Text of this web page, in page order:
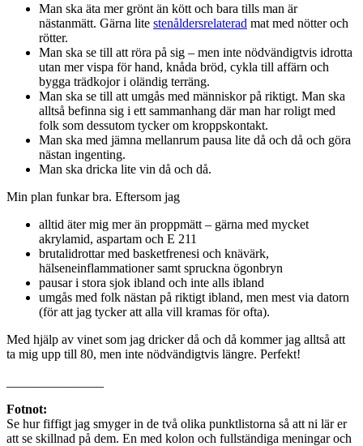
Man ska äta mer grönt än kött och bara tills man är
nästanmätt. Gärna lite stenåldersrelaterad mat med nötter och
rötter.
Man ska se till att röra på sig – men inte nödvändigtvis idrotta
utan mer vispa för hand, knåda bröd, cykla till affärn och
bygga trädkojor i oländig terräng.
Man ska se till att umgås med människor på riktigt. Man ska
alltså befinna sig i ett sammanhang där man har roligt med
folk som dessutom tycker om kroppskontakt.
Man ska med jämna mellanrum pausa lite då och då och göra
nästan ingenting.
Man ska dricka lite vin då och då.
Min plan funkar bra. Eftersom jag
alltid äter mig mer än proppmätt – gärna med mycket
akrylamid, aspartam och E 211
brutalidrottar med basketfrenesi och knävärk,
hälseneinflammationer samt spruckna ögonbryn
pausar i stora sjok ibland och inte alls ibland
umgås med folk nästan på riktigt ibland, men mest via datorn
(för att jag tycker att alla vill kramas för ofta).
Med hjälp av vinet som jag dricker då och då kommer jag alltså att
ta mig upp till 80, men inte nödvändigtvis längre. Perfekt!
Fotnot:
Se hur fiffigt jag smyger in de två olika punktlistorna så att ni lär er
att se skillnad på dem. En med kolon och fullständiga meningar och